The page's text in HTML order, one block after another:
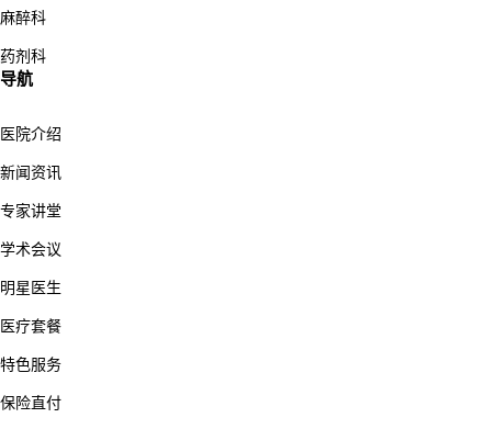
麻醉科
药剂科
导航
医院介绍
新闻资讯
专家讲堂
学术会议
明星医生
医疗套餐
特色服务
保险直付